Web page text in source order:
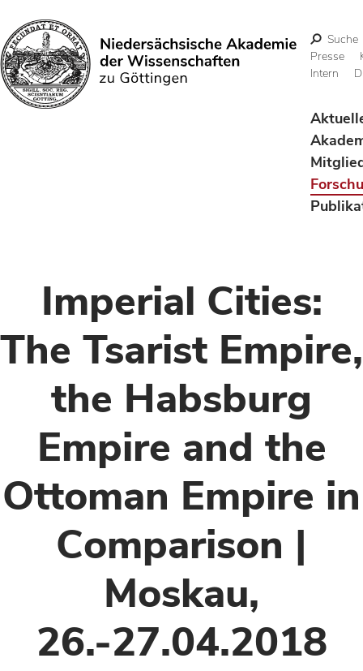
Suchen
Suche
Presse
Intern
Imperial Cities:
The Tsarist Empire,
the Habsburg
Empire and the
Ottoman Empire in
Comparison |
Moskau,
26.-27.04.2018